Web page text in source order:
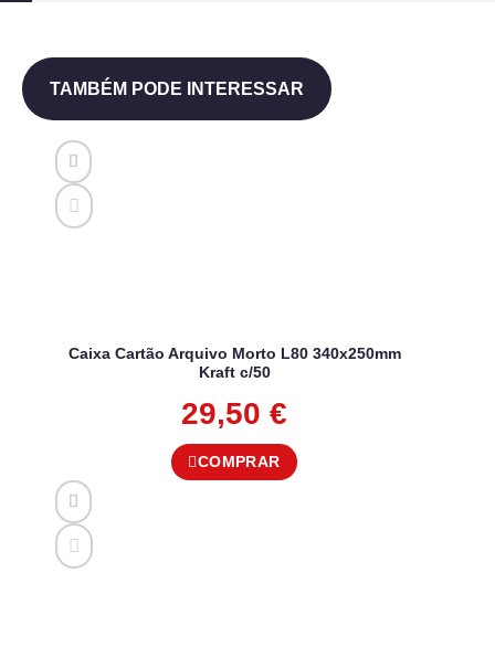
TAMBÉM PODE INTERESSAR
Caixa Cartão Arquivo Morto L80 340x250mm
Kraft c/50
29,50 €
COMPRAR